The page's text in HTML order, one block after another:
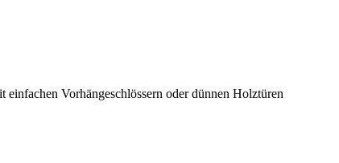
Vorhängeschlössern oder dünnen Holztüren